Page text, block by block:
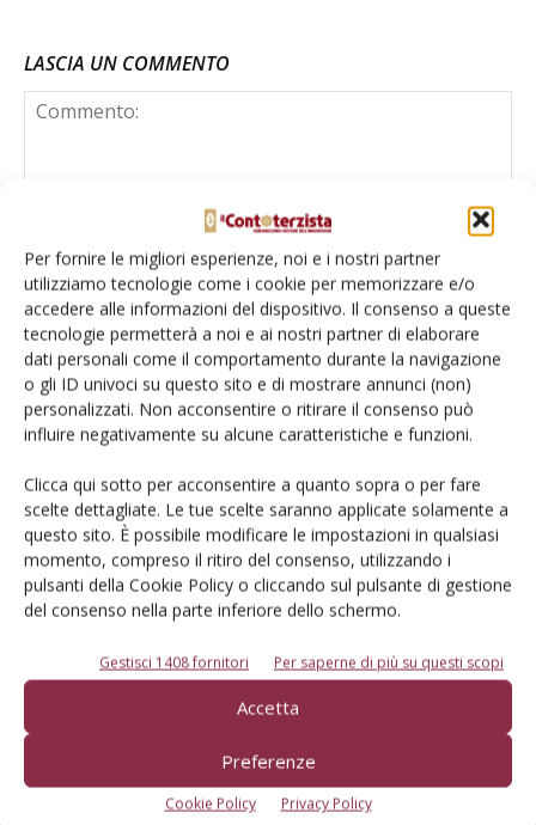
Per fornire le migliori esperienze, noi e i nostri partner
utilizziamo tecnologie come i cookie per memorizzare e/o
accedere alle informazioni del dispositivo. Il consenso a queste
tecnologie permetterà a noi e ai nostri partner di elaborare
dati personali come il comportamento durante la navigazione
o gli ID univoci su questo sito e di mostrare annunci (non)
personalizzati. Non acconsentire o ritirare il consenso può
influire negativamente su alcune caratteristiche e funzioni.
Clicca qui sotto per acconsentire a quanto sopra o per fare
scelte dettagliate. Le tue scelte saranno applicate solamente a
questo sito. È possibile modificare le impostazioni in qualsiasi
momento, compreso il ritiro del consenso, utilizzando i
pulsanti della Cookie Policy o cliccando sul pulsante di gestione
del consenso nella parte inferiore dello schermo.
Gestisci 1408 fornitori Per saperne di più su questi scopi
Accetta
Preferenze
Cookie Policy Privacy Policy
LASCIA UN COMMENTO
Salva il mio nome, email e sito web in questo browser per la
prossima volta che commento.
Tecniche, prodotti e servizi dalle aziende